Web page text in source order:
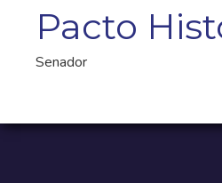
Pacto
Senador